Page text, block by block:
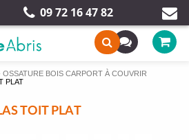
09 72 16 47 82
BOIS CARPORT À COUVRIR
PLAT
TOIT PLAT